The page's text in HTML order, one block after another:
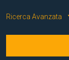
Ricerca Avanzata